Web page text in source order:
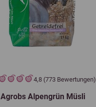
4,8 (773 Bewertungen)
Agrobs Alpengrün Müsli